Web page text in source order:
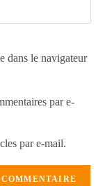
dans le navigateur
par e-
par e-mail.